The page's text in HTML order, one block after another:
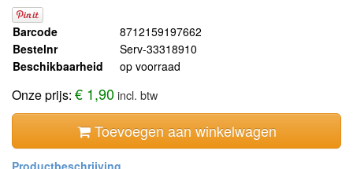
Barcode
8712159197662
Bestelnr
Serv-33318910
Beschikbaarheid
op voorraad
Onze prijs: € 1,90incl. btw
Toevoegen aan winkelwagen